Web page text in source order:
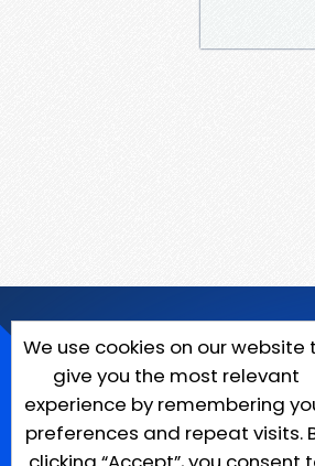
We use cookies on our website
give you the most relevant
experience by remembering
preferences and repeat visits.